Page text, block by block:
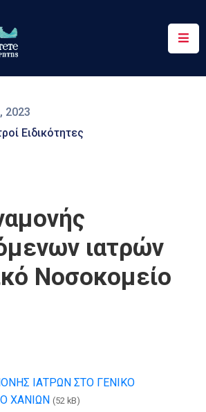
2023
Ειδικότητες
ιατρών
Νοσοκομείο
ΙΑΤΡΩΝ ΣΤΟ ΓΕΝΙΚΟ
ΧΑΝΙΩΝ (52 kB)